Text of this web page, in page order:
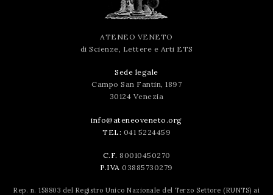
ATENEO VENETO
di Scienze, Lettere e Arti ETS
Sede legale
Campo San Fantin, 1897
30124 Venezia
info@ateneoveneto.org
TEL: 041 5224459
C.F. 80010450270
P.IVA 03885730279
Rep. n. 158803 del Registro Unico Nazionale del Terzo Settore (RUNTS) ai